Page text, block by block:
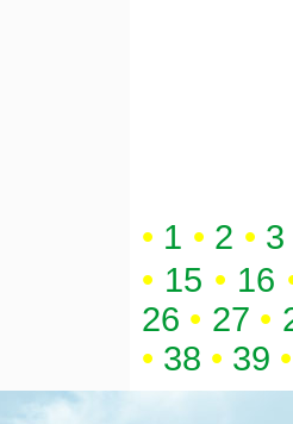
• 1 • 2 • 3
• 15 • 16
26 • 27 •
• 38 • 39 •